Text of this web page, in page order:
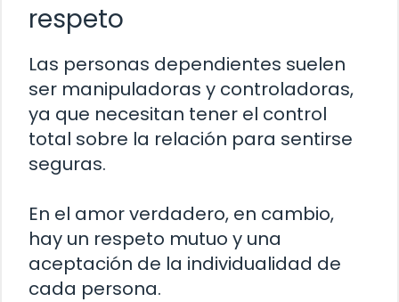
respeto
Las personas dependientes suelen
ser manipuladoras y controladoras,
ya que necesitan tener el control
total sobre la relación para sentirse
seguras.
En el amor verdadero, en cambio,
hay un respeto mutuo y una
aceptación de la individualidad de
cada persona.